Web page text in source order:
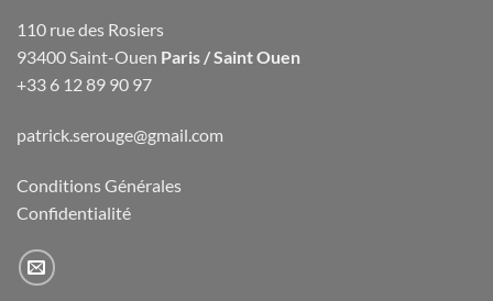
110 rue des Rosiers
93400 Saint-Ouen Paris / Saint Ouen
+33 6 12 89 90 97
patrick.serouge@gmail.com
Conditions Générales
Confidentialité